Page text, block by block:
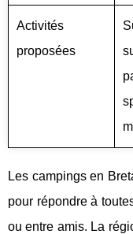
Activités
proposées
Les campings en
pour répondre à
ou entre amis. La